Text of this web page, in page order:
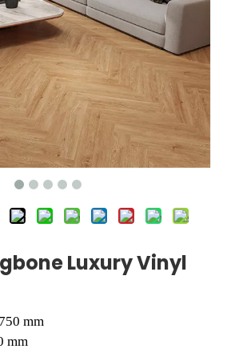
2302 Herringbone SPC Piso de madera dura Nariz de la escalera SPC
Luxury Vinyl
mm
mm